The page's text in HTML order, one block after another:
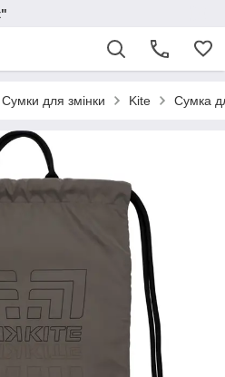
Сумки для змінки Kite Сумка